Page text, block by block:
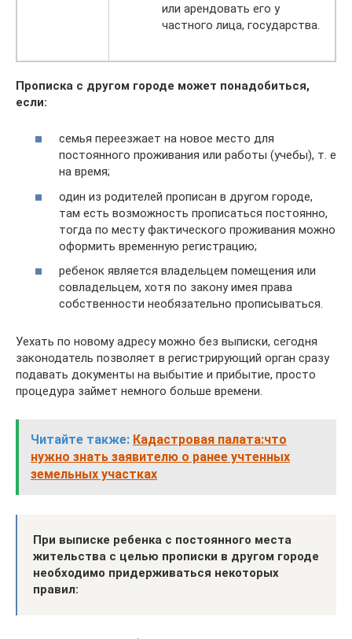
или арендовать его у
частного лица, государства.
Прописка с другом городе может понадобиться,
если:
семья переезжает на новое место для
постоянного проживания или работы (учебы), т. е
на время;
один из родителей прописан в другом городе,
там есть возможность прописаться постоянно,
тогда по месту фактического проживания можно
оформить временную регистрацию;
ребенок является владельцем помещения или
совладельцем, хотя по закону имея права
собственности необязательно прописываться.
Уехать по новому адресу можно без выписки, сегодня
законодатель позволяет в регистрирующий орган сразу
подавать документы на выбытие и прибытие, просто
процедура займет немного больше времени.
Читайте также: Кадастровая палата:что
нужно знать заявителю о ранее учтенных
земельных участках
При выписке ребенка с постоянного места
жительства с целью прописки в другом городе
необходимо придерживаться некоторых
правил: